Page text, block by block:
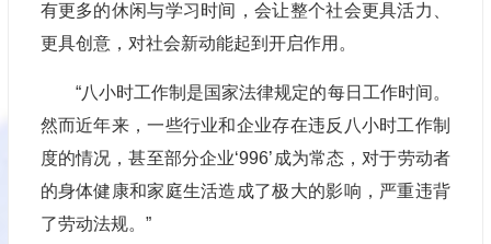
有更多的休闲与学习时间，会让整个社会更具活力、
更具创意，对社会新动能起到开启作用。
“八小时工作制是国家法律规定的每日工作时间。
然而近年来，一些行业和企业存在违反八小时工作制
度的情况，甚至部分企业‘996’成为常态，对于劳动者
的身体健康和家庭生活造成了极大的影响，严重违背
了劳动法规。”